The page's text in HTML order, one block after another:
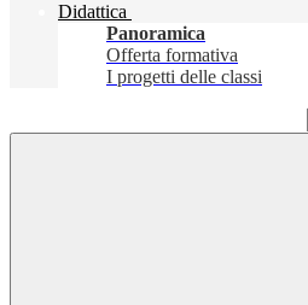
Didattica
Panoramica
Offerta formativa
I progetti delle classi